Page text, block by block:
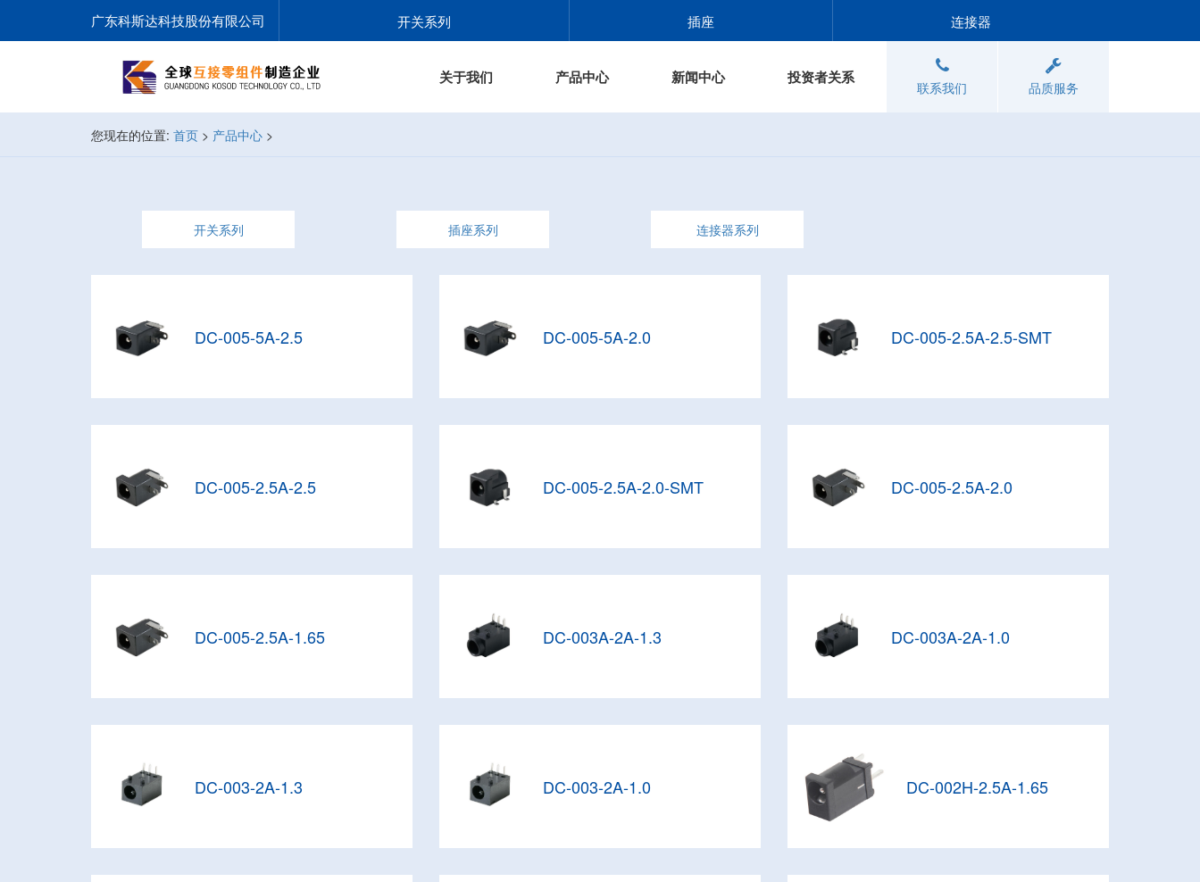
广东科斯达科技股份有限公司 开关系列 插座 连接器
关于我们 产品中心 新闻中心 投资者关系
联系我们 品质服务
您现在的位置: 首页 > 产品中心 >
开关系列 插座系列 连接器系列
DC-005-5A-2.5 DC-005-5A-2.0 DC-005-2.5A-2.5-SMT
DC-005-2.5A-2.5 DC-005-2.5A-2.0-SMT DC-005-2.5A-2.0
DC-005-2.5A-1.65 DC-003A-2A-1.3 DC-003A-2A-1.0
DC-003-2A-1.3 DC-003-2A-1.0 DC-002H-2.5A-1.65